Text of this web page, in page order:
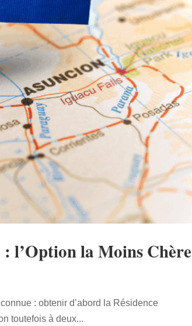
l’Option la Moins Chère
: obtenir d’abord la Résidence
toutefois à deux...